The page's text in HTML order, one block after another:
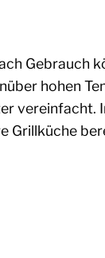
Gebrauch
hohen
vereinfacht.
Grillküche